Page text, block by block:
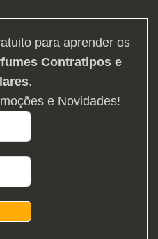
para aprender os
Contratipos e
.
e Novidades!